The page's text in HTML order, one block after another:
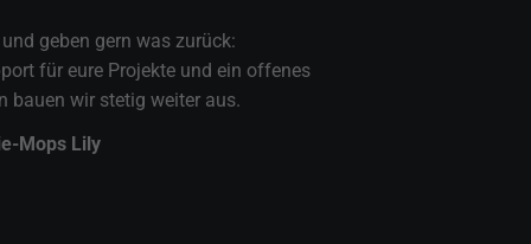
geben gern was zurück:
für eure Projekte und ein offenes
bauen wir stetig weiter aus.
Mops Lily